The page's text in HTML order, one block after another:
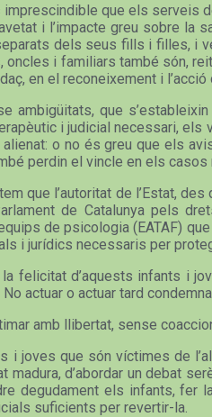
imprescindible que els serveis
i l’impacte greu sobre la
dels seus fills i filles, i
oncles i familiars també són,
en el reconeixement i l’acció
ambigüitats, que
i judicial necessari,
o no és greu que els
perdin el vincle en els casos
que l’autoritat de l’Estat,
de Catalunya pels
de psicologia (EATAF)
i jurídics necessaris per
felicitat d’aquests infants i
actuar o actuar tard
amb llibertat, sense
i joves que són víctimes de
madura, d’abordar un debat
degudament els infants,
suficients per revertir-la.